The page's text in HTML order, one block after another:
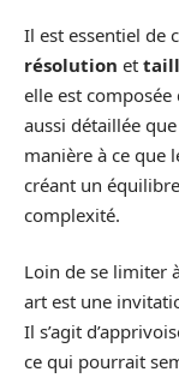
Il est essentiel de
résolution et
elle est
aussi détaillée
manière à ce que
créant un
complexité.
Loin de se limiter
art est une
Il s’agit
ce qui pourrait